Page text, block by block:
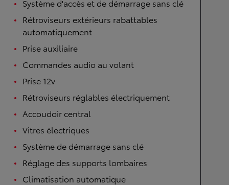
Système d'accès et de démarrage sans clé
Rétroviseurs extérieurs rabattables
automatiquement
Prise auxiliaire
Commandes audio au volant
Prise 12v
Rétroviseurs réglables électriquement
Accoudoir central
Vitres électriques
Système de démarrage sans clé
Réglage des supports lombaires
Climatisation automatique